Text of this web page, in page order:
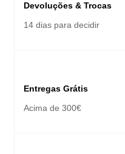
Devoluções & Trocas
14 dias para decidir
Entregas Grátis
Acima de 300€